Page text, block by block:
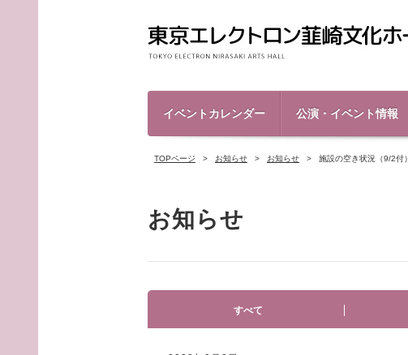
イベントカレンダー 公演・イベント情報
TOPページ お知らせ お知らせ 施設の空き状況（9/2付
お知らせ
すべて